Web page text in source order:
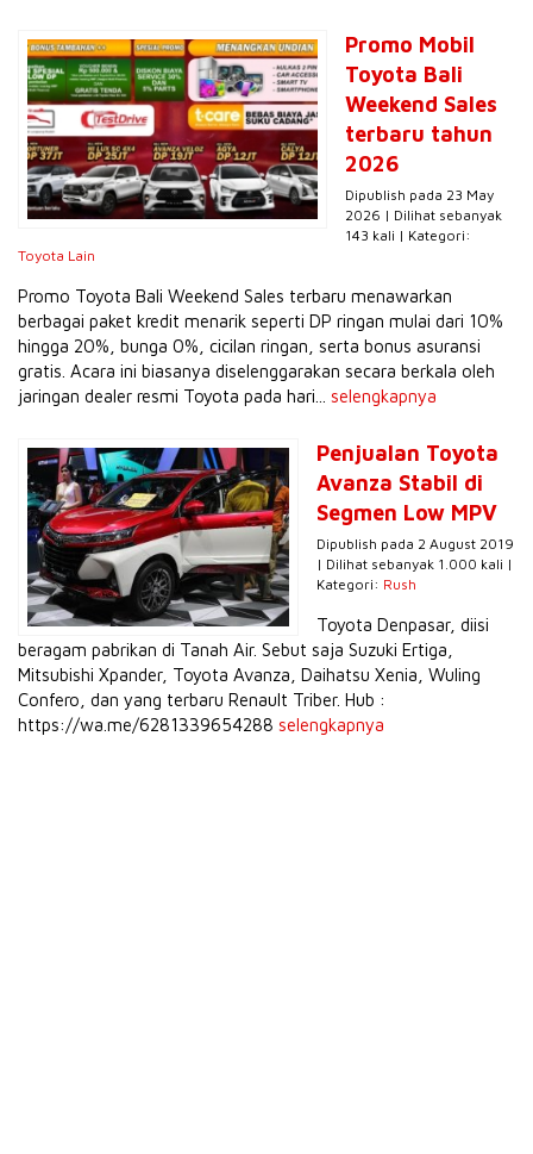
Promo Mobil
Toyota Bali
Weekend Sales
terbaru tahun
2026
Dipublish pada 23 May
2026 | Dilihat sebanyak
143 kali | Kategori:
Toyota Lain
Promo Toyota Bali Weekend Sales terbaru menawarkan
berbagai paket kredit menarik seperti DP ringan mulai dari 10%
hingga 20%, bunga 0%, cicilan ringan, serta bonus asuransi
gratis. Acara ini biasanya diselenggarakan secara berkala oleh
jaringan dealer resmi Toyota pada hari... selengkapnya
Penjualan Toyota
Avanza Stabil di
Segmen Low MPV
Dipublish pada 2 August 2019
| Dilihat sebanyak 1.000 kali |
Kategori: Rush
Toyota Denpasar, diisi
beragam pabrikan di Tanah Air. Sebut saja Suzuki Ertiga,
Mitsubishi Xpander, Toyota Avanza, Daihatsu Xenia, Wuling
Confero, dan yang terbaru Renault Triber. Hub :
https://wa.me/6281339654288 selengkapnya